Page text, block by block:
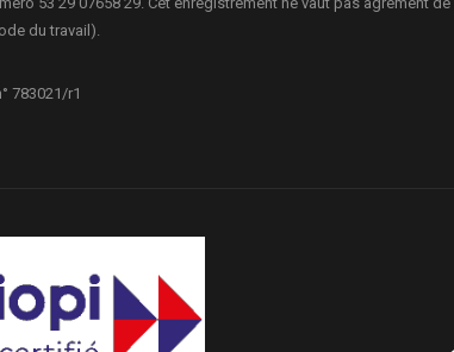
du travail).
783021/r1